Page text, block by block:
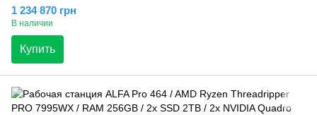
1 234 870 грн
В наличии
Купить